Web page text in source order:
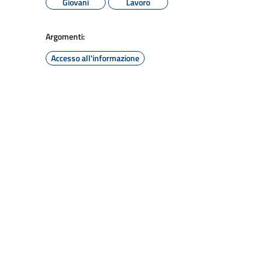
Argomenti:
Accesso all'informazione